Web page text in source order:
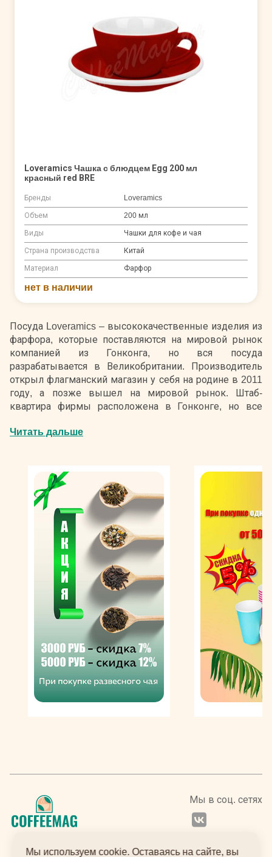
Посуда Loveramics – высококачественные изделия из
фарфора, которые поставляются на мировой рынок
компанией из Гонконга, но вся посуда
разрабатывается в Великобритании. Производитель
открыл флагманский магазин у себя на родине в 2011
году, а позже вышел на мировой рынок. Штаб-
квартира фирмы расположена в Гонконге, но все
благодаря чему марка популярна не только в Азии, но
профессионалов сферы HoReCa. О престижности
посуды говорит и то, что она официально
используется на мировом конкурсе бариста World Latte
Art Championship.
Название бренда произошло от сокращения
английской фразы «I love ceramics», в переводе
означающей – «Я люблю керамику». Основатель
торговой марки Уильям Ли задался целью показать
всем красоту и элегантность керамических изделий.
Посуда Лаврамикс сделана из высокопрочного
экологичного фарфора. Ее внешняя поверхность
покрыта гладкой глазурью, устойчивой к
механическим повреждениям. Чашку можно
подогреть перед использованием в микроволновой
печи – так она дольше сохранит тепло. Изделия
подходят и для холодных напитков. Размерный ряд
представлен 4 вариациями – 80, 150, 200 и 300 мл, а
Читать дальше
Loveramics Чашка с блюдцем Egg 200 мл
красный red BRE
Бренды Loveramics
Объем 200 мл
Виды Чашки для кофе и чая
Страна производства Китай
Материал Фарфор
нет в наличии
Мы в соц. сетях
Мы используем cookie. Оставаясь на сайте, вы